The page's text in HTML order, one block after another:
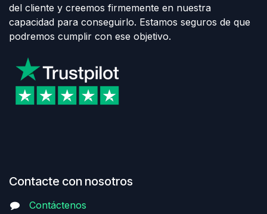
del cliente y creemos firmemente en nuestra
capacidad para conseguirlo. Estamos seguros de que
podremos cumplir con ese objetivo.
Contacte con nosotros
Contáctenos